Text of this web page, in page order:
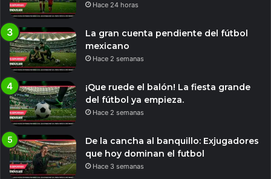
Hace 24 horas
La gran cuenta pendiente del fútbol
mexicano
Hace 2 semanas
¡Que ruede el balón! La fiesta grande
del fútbol ya empieza.
Hace 2 semanas
De la cancha al banquillo: Exjugadores
que hoy dominan el futbol
Hace 3 semanas